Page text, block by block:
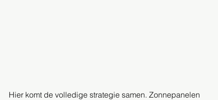
Hier komt de volledige strategie samen. Zonnepanelen